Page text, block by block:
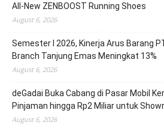
All-New ZENBOOST Running Shoes
August 6, 2026
Semester I 2026, Kinerja Arus Barang
Branch Tanjung Emas Meningkat 13%
August 6, 2026
deGadai Buka Cabang di Pasar Mobil
Pinjaman hingga Rp2 Miliar untuk
August 6, 2026